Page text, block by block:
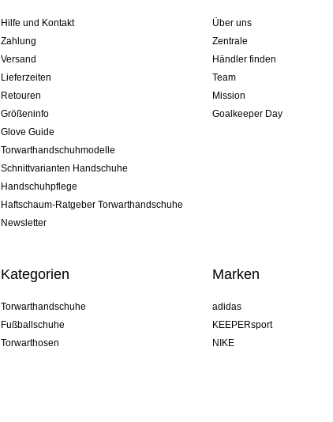
Hilfe und Kontakt
Zahlung
Versand
Lieferzeiten
Retouren
Größeninfo
Glove Guide
Torwarthandschuhmodelle
Schnittvarianten Handschuhe
Handschuhpflege
Haftschaum-Ratgeber Torwarthandschuhe
Newsletter
Über uns
Zentrale
Händler finden
Team
Mission
Goalkeeper Day
Kategorien
Torwarthandschuhe
Fußballschuhe
Torwarthosen
Marken
adidas
KEEPERsport
NIKE